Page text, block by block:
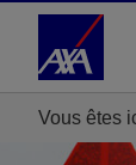
Accéder au
Vous êtes